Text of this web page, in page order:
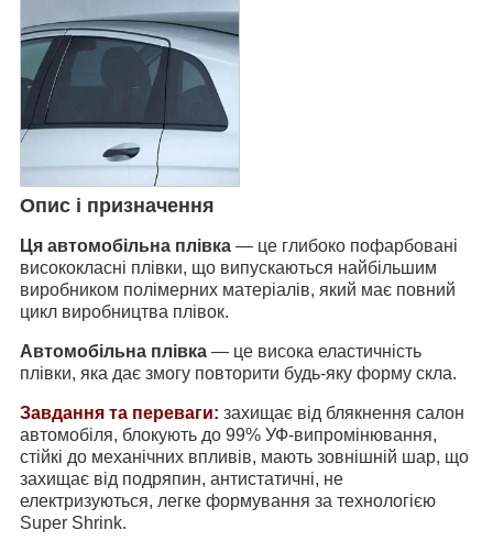
Опис і призначення
Ця автомобільна плівка — це глибоко пофарбовані
висококласні плівки, що випускаються найбільшим
виробником полімерних матеріалів, який має повний
цикл виробництва плівок.
Автомобільна плівка — це висока еластичність
плівки, яка дає змогу повторити будь-яку форму скла.
Завдання та переваги: захищає від блякнення салон
автомобіля, блокують до 99% УФ-випромінювання,
стійкі до механічних впливів, мають зовнішній шар, що
захищає від подряпин, антистатичні, не
електризуються, легке формування за технологією
Super Shrink.